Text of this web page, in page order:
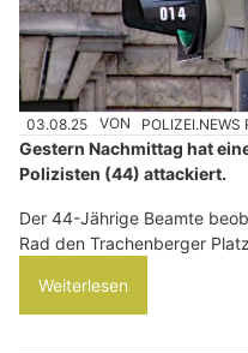
03.08.25 VON POLIZEI.NEWS
Gestern Nachmittag hat
Polizisten (44) attackiert.
Der 44-Jährige Beamte
Rad den Trachenberger
Weiterlesen